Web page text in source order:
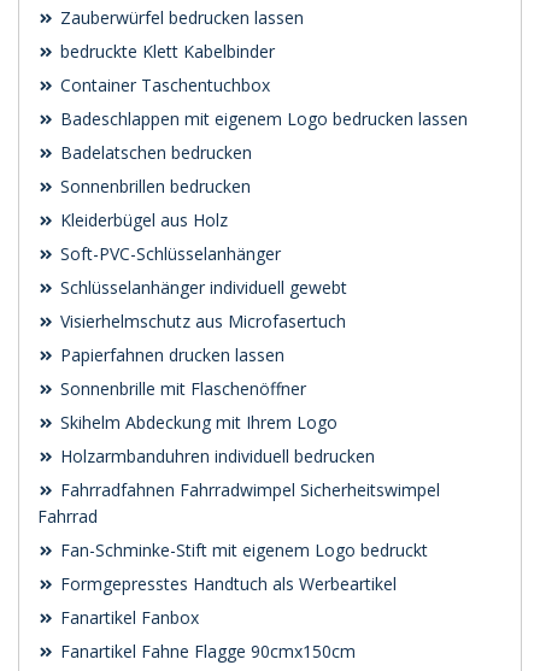
Zauberwürfel bedrucken lassen
bedruckte Klett Kabelbinder
Container Taschentuchbox
Badeschlappen mit eigenem Logo bedrucken lassen
Badelatschen bedrucken
Sonnenbrillen bedrucken
Kleiderbügel aus Holz
Soft-PVC-Schlüsselanhänger
Schlüsselanhänger individuell gewebt
Visierhelmschutz aus Microfasertuch
Papierfahnen drucken lassen
Sonnenbrille mit Flaschenöffner
Skihelm Abdeckung mit Ihrem Logo
Holzarmbanduhren individuell bedrucken
Fahrradfahnen Fahrradwimpel Sicherheitswimpel
Fahrrad
Fan-Schminke-Stift mit eigenem Logo bedruckt
Formgepresstes Handtuch als Werbeartikel
Fanartikel Fanbox
Fanartikel Fahne Flagge 90cmx150cm